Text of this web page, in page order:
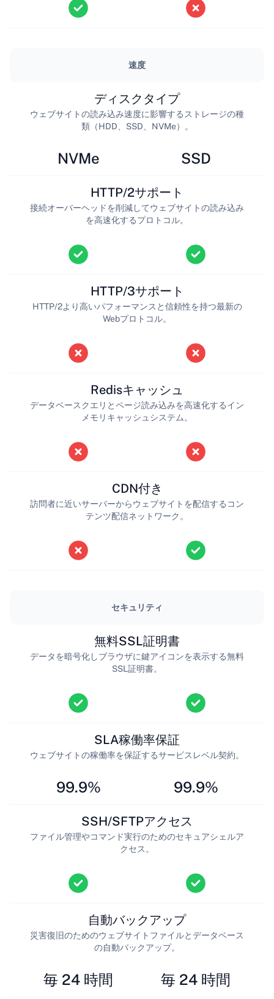
速度
NVMe
ディスクタイプ
ウェブサイトの読み込み速度に影響するストレージの種
類（HDD、SSD、NVMe）。
SSD
HTTP/2サポート
接続オーバーヘッドを削減してウェブサイトの読み込み
を高速化するプロトコル。
HTTP/3サポート
HTTP/2より高いパフォーマンスと信頼性を持つ最新の
Webプロトコル。
Redisキャッシュ
データベースクエリとページ読み込みを高速化するイン
メモリキャッシュシステム。
CDN付き
訪問者に近いサーバーからウェブサイトを配信するコン
テンツ配信ネットワーク。
セキュリティ
無料SSL証明書
データを暗号化しブラウザに鍵アイコンを表示する無料
SSL証明書。
99.9%
SLA稼働率保証
ウェブサイトの稼働率を保証するサービスレベル契約。
99.9%
SSH/SFTPアクセス
ファイル管理やコマンド実行のためのセキュアシェルア
クセス。
毎 24 時間
自動バックアップ
災害復旧のためのウェブサイトファイルとデータベース
の自動バックアップ。
毎 24 時間